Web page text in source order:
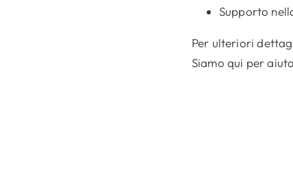
Supporto
Per ulteriori
Siamo qui per